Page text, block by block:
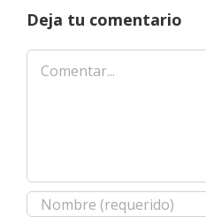
Deja tu comentario
Comentar